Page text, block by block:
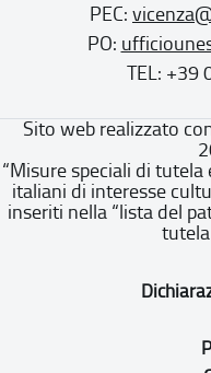
PEC:
PO:
TEL: +39
Sito web realizzato
“Misure speciali di
italiani di interesse
inseriti nella “lista del
tutela